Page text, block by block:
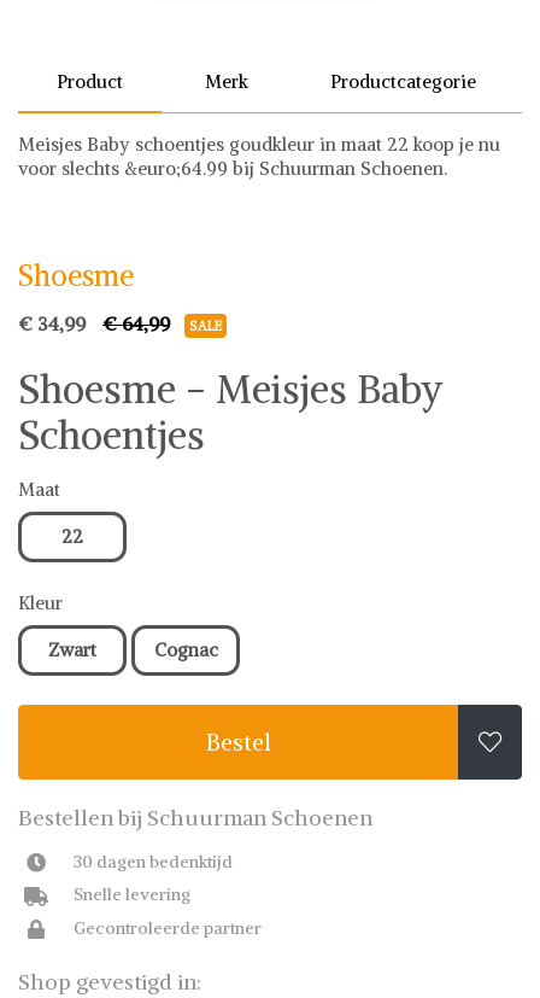
Product Merk Productcategorie
Meisjes Baby schoentjes goudkleur in maat 22 koop je nu
voor slechts &euro;64.99 bij Schuurman Schoenen.
Shoesme
€ 34,99 € 64,99 SALE
Shoesme - Meisjes Baby
Schoentjes
Maat
22
Kleur
Zwart Cognac
Bestel 
Bestellen bij Schuurman Schoenen
30 dagen bedenktijd
Snelle levering
Gecontroleerde partner
Shop gevestigd in: